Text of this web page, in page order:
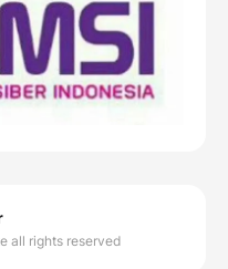
all rights reserved